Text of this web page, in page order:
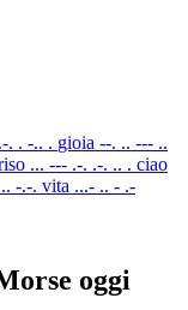
. . -.. . gioia --. .. --- ..
... --- .-. .-. .. . ciao
-.-. vita ...- .. - .-
oggi